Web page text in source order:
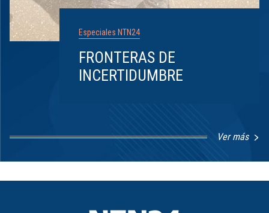
Especiales NTN24
FRONTERAS DE
INCERTIDUMBRE
Ver más
1
8